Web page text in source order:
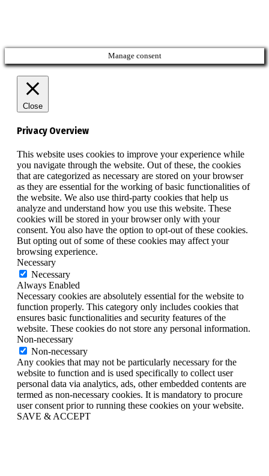
Manage consent
Close
Privacy Overview
This website uses cookies to improve your experience while
you navigate through the website. Out of these, the cookies
that are categorized as necessary are stored on your browser
as they are essential for the working of basic functionalities of
the website. We also use third-party cookies that help us
analyze and understand how you use this website. These
cookies will be stored in your browser only with your
consent. You also have the option to opt-out of these cookies.
But opting out of some of these cookies may affect your
browsing experience.
Necessary
Necessary
Always Enabled
Necessary cookies are absolutely essential for the website to
function properly. This category only includes cookies that
ensures basic functionalities and security features of the
website. These cookies do not store any personal information.
Non-necessary
Non-necessary
Any cookies that may not be particularly necessary for the
website to function and is used specifically to collect user
personal data via analytics, ads, other embedded contents are
termed as non-necessary cookies. It is mandatory to procure
user consent prior to running these cookies on your website.
SAVE & ACCEPT